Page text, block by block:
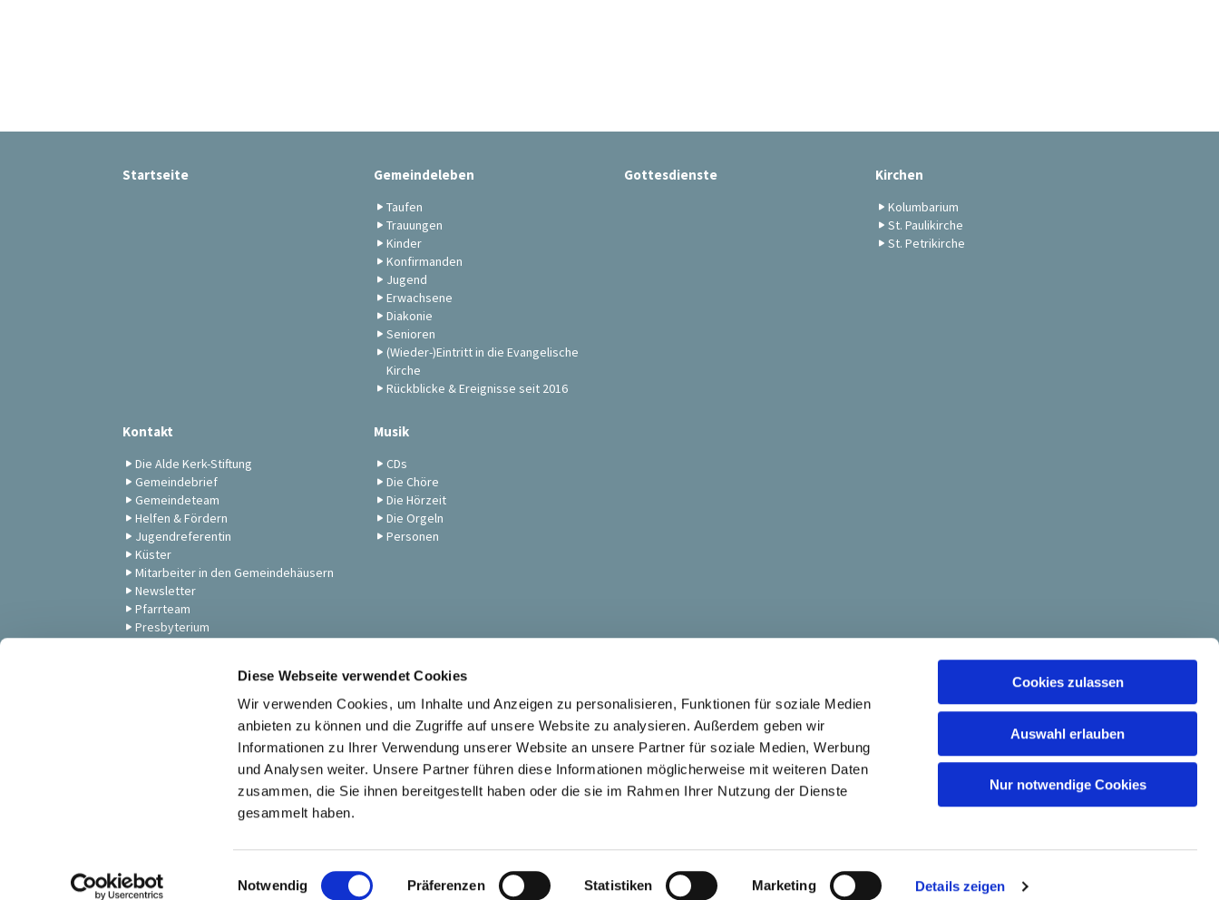
Diese Webseite verwendet Cookies
Wir verwenden Cookies, um Inhalte und Anzeigen zu personalisieren, Funktionen für soziale Medien
anbieten zu können und die Zugriffe auf unsere Website zu analysieren. Außerdem geben wir
Informationen zu Ihrer Verwendung unserer Website an unsere Partner für soziale Medien, Werbung
und Analysen weiter. Unsere Partner führen diese Informationen möglicherweise mit weiteren Daten
zusammen, die Sie ihnen bereitgestellt haben oder die sie im Rahmen Ihrer Nutzung der Dienste
gesammelt haben.
i
Notwendig Präferenzen Statistiken Marketing Details zeigen
Cookies zulassen
Auswahl erlauben
Nur notwendige Cookies
Startseite Gemeindeleben
Taufen
Trauungen
Kinder
Konfirmanden
Jugend
Erwachsene
Diakonie
Senioren
(Wieder-)Eintritt in die Evangelische
Kirche
Rückblicke & Ereignisse seit 2016
Gottesdienste Kirchen
Kolumbarium
St. Paulikirche
St. Petrikirche
Kontakt
Die Alde Kerk-Stiftung
Gemeindebrief
Gemeindeteam
Helfen & Fördern
Jugendreferentin
Küster
Mitarbeiter in den Gemeindehäusern
Newsletter
Pfarrteam
Presbyterium
Gottesdienste & Musik
Musik
CDs
Die Chöre
Die Hörzeit
Die Orgeln
Personen
Ev. St. Petri-Pauli Kirchengemeinde Soest
Kontaktinformationen Impressum